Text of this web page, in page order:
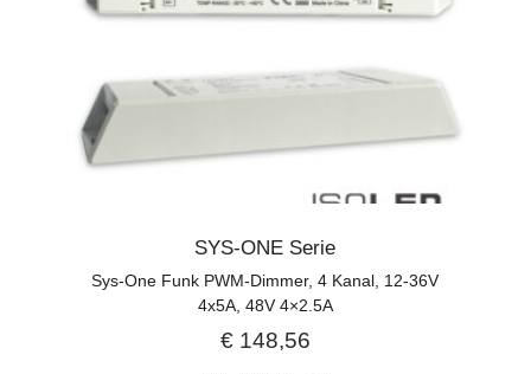
SYS-ONE Serie
Sys-One Funk PWM-Dimmer, 4 Kanal, 12-36V
4x5A, 48V 4×2.5A
€148,56